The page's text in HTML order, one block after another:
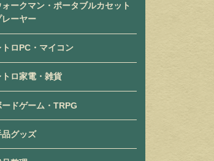
ォークマン・ポータブルカセット
レーヤー
トロPC・マイコン
トロ家電・雑貨
ードゲーム・TRPG
品グッズ